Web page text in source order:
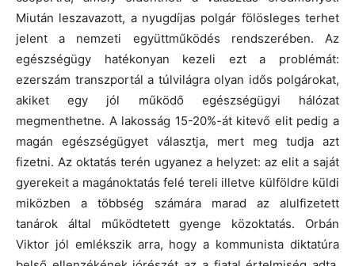
Miután leszavazott, a nyugdíjas polgár fölösleges terhet
jelent a nemzeti együttműködés rendszerében. Az
egészségügy hatékonyan kezeli ezt a problémát:
ezerszám transzportál a túlvilágra olyan idős polgárokat,
akiket egy jól működő egészségügyi hálózat
megmenthetne. A lakosság 15-20%-át kitevő elit pedig a
magán egészségügyet választja, mert meg tudja azt
fizetni. Az oktatás terén ugyanez a helyzet: az elit a saját
gyerekeit a magánoktatás felé tereli illetve külföldre küldi
miközben a többség számára marad az alulfizetett
tanárok által működtetett gyenge közoktatás. Orbán
Viktor jól emlékszik arra, hogy a kommunista diktatúra